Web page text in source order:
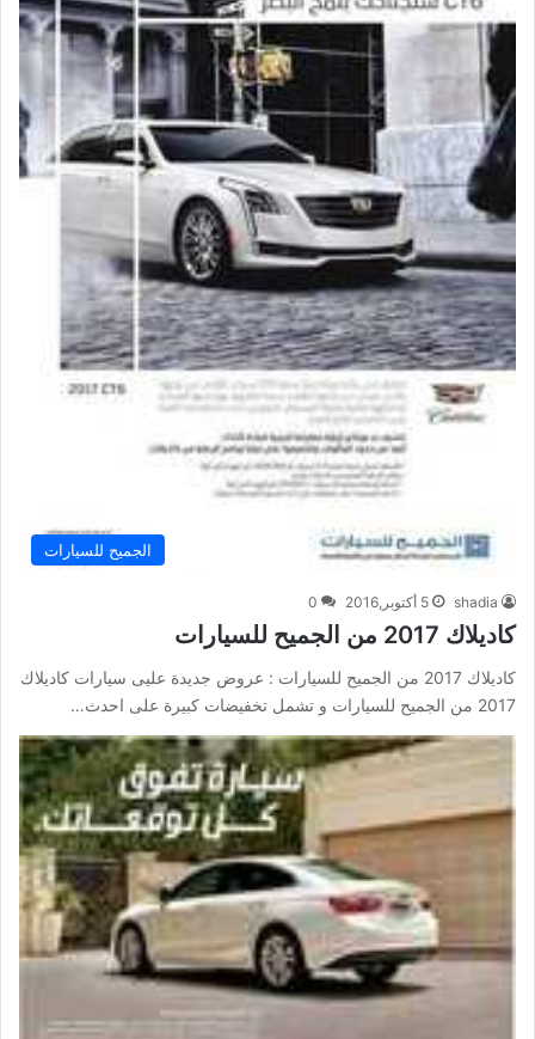
الجميح للسيارات
shadia 5 أكتوبر,2016 0
كاديلاك 2017 من الجميح للسيارات
كاديلاك 2017 من الجميح للسيارات : عروض جديدة عليى سيارات كاديلاك
2017 من الجميح للسيارات و تشمل تخفيضات كبيرة على احدث…